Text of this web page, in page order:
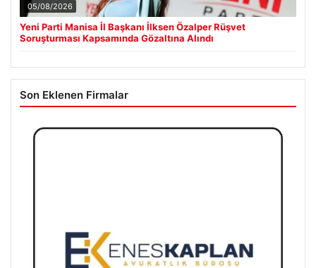
05/08/2026
Yeni Parti Manisa İl Başkanı İlksen Özalper Rüşvet
Soruşturması Kapsamında Gözaltına Alındı
Son Eklenen Firmalar